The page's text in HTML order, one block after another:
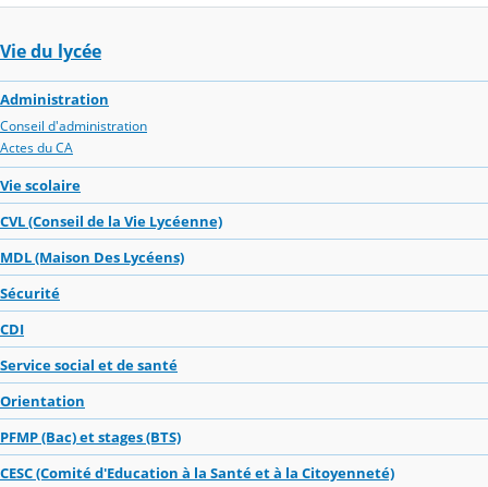
Vie du lycée
Administration
Conseil d'administration
Actes du CA
Vie scolaire
CVL (Conseil de la Vie Lycéenne)
MDL (Maison Des Lycéens)
Sécurité
CDI
Service social et de santé
Orientation
PFMP (Bac) et stages (BTS)
CESC (Comité d'Education à la Santé et à la Citoyenneté)